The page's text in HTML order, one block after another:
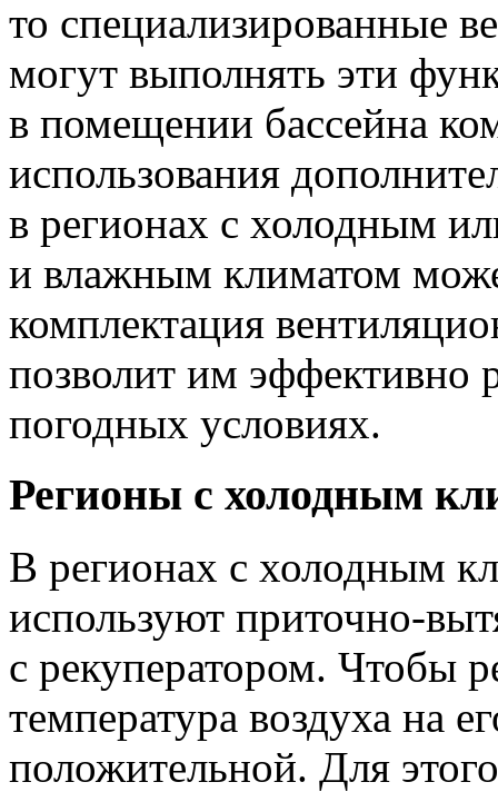
то специализированные
могут выполнять эти
в помещении бассейна
использования
в регионах с холодным
и влажным климатом
комплектация
позволит им эффективно
погодных условиях.
Регионы с холодным
В регионах с холодным
используют приточно-
с рекуператором. Чтобы
температура воздуха на
положительной. Для